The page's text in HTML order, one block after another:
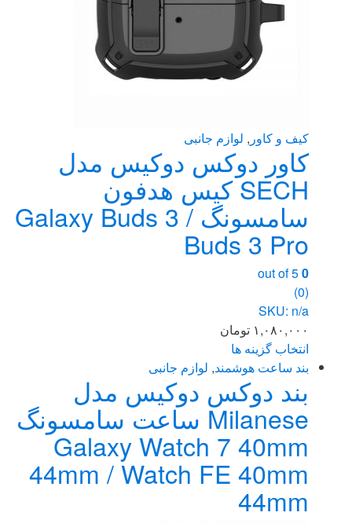
محصول
کیف و کاور , لوازم جانبی
کاور دوکس دوکیس مدل
SECH کیس هدفون
سامسونگ Galaxy Buds 3 /
Buds 3 Pro
0
(0)
SKU: n/a
۱,۰۸۰,۰۰۰ تومان
انتخاب گزینه ها
این
محصول
دارای
انواع
مختلفی
می
باشد.
گزینه
ها
بند ساعت هوشمند, لوازم جانبی
بند دوکس دوکیس مدل
Milanese ساعت سامسونگ
Galaxy Watch 7 40mm
44mm / Watch FE 40mm
44mm